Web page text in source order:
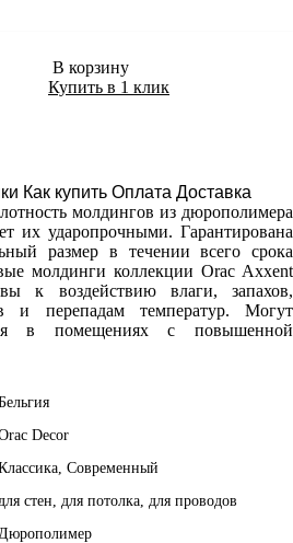
В корзину
Купить в 1 клик
Как купить Оплата Доставка
молдингов из дюрополимера
их ударопрочными. Гарантирована
размер в течении всего срока
молдинги коллекции Orac Axxent
к воздействию влаги, запахов,
и перепадам температур. Могут
в помещениях с повышенной
Decor
Современный
стен, для потолка, для проводов